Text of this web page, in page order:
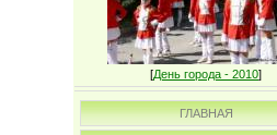
[День города - 2010]
ГЛАВНАЯ